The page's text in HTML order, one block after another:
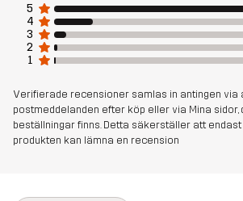
5
4
3
2
1
Verifierade recensioner samlas in antingen via
postmeddelanden efter köp eller via Mina sidor,
beställningar finns. Detta säkerställer att
produkten kan lämna en recension